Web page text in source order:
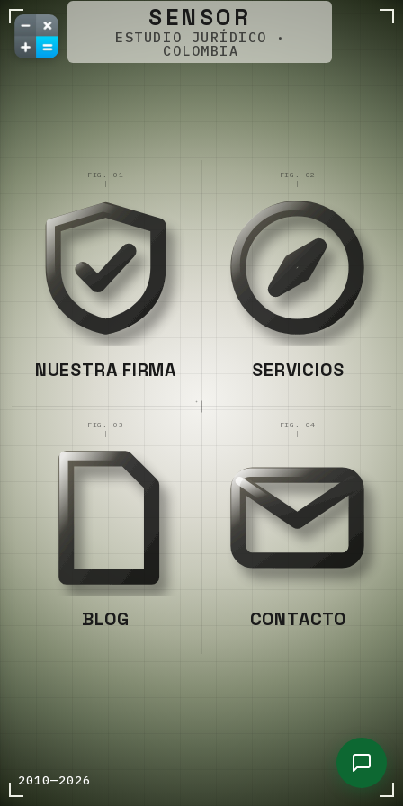
SENSOR
ESTUDIO JURÍDICO ·
COLOMBIA
FIG. 01
NUESTRA FIRMA
FIG. 02
SERVICIOS
FIG. 03
BLOG
FIG. 04
CONTACTO
2010—2026